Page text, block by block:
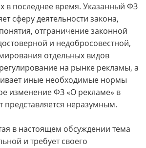
в последнее время. Указанный ФЗ
сферу деятельности закона,
отграничение законной
и недобросовестной,
отдельных видов
на рынке рекламы, а
иные необходимые нормы
изменение ФЗ «О рекламе» в
неразумным.
в настоящем обсуждении тема
и требует своего